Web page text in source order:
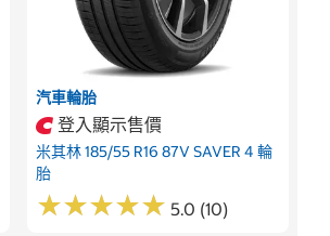
汽車輪胎
登入顯示售價
米其林 185/55 R16 87V SAVER 4 輪
胎
★★★★★
★★★★★ 5.0 (10)